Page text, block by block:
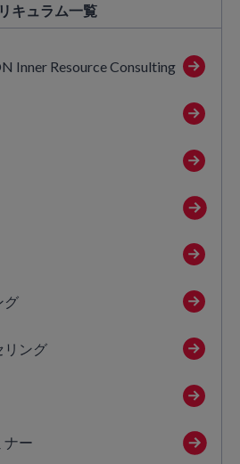
キュラム一覧
Inner Resource Consulting
グ
リング
ナー